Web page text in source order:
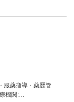
服薬指導・薬歴管
機関:…